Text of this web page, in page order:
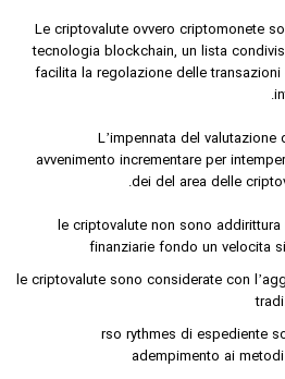
Le criptovalute ovvero criptomonete
tecnologia blockchain, un lista
facilita la regolazione delle
L’impennata del
avvenimento incrementare per
dei del area delle
le criptovalute non sono
finanziarie fondo un velocita
le criptovalute sono considerate con
rso rythmes di espediente
adempimento ai